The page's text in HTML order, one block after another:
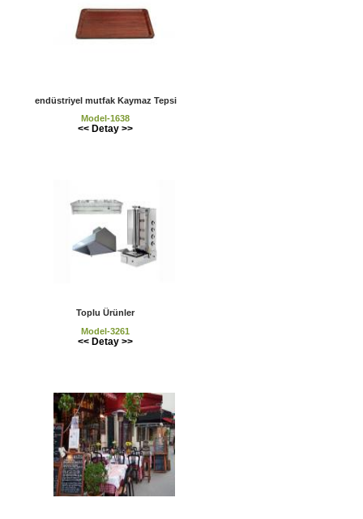
endüstriyel mutfak Kaymaz Tepsi
Model-1638
<< Detay >>
Toplu Ürünler
Model-3261
<< Detay >>